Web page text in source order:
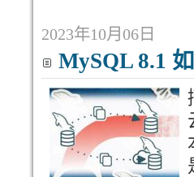
2023年10月06日
MySQL 8.1